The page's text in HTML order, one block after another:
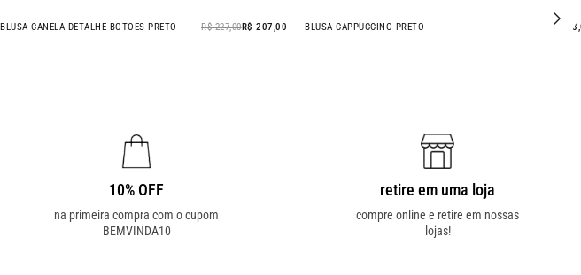
- 9% OFF
BLUSA CANELA DETALHE BOTOES PRETO R$ 227,00R$ 207,00 BLUSA CAPPUCCINO PRETO R$
10% OFF
na primeira compra com o cupom
BEMVINDA10
retire em uma loja
compre online e retire em nossas
lojas!